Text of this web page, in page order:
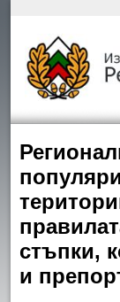
стъпки,
и